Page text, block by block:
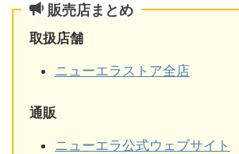
販売店まとめ
取扱店舗
ニューエラストア全店
通販
ニューエラ公式ウェブサイト